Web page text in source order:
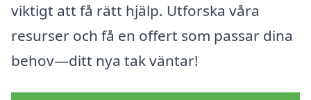
viktigt att få rätt hjälp. Utforska våra
resurser och få en offert som passar dina
behov—ditt nya tak väntar!